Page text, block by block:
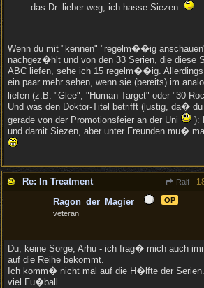
das Dr. lieber weg, ich hasse Siezen.
Wenn du mit "kennen" "regelm��ig
nachgez�hlt und von den 33 Serien, die diese
ABC liefen, sehe ich 15 regelm��ig.
ein paar mehr sehen, wenn sie (bereits) im
liefen (z.B. "Glee", "Human Target" oder "30
Und was den Doktor-Titel betrifft (lustig, da�
gerade von der Promotionsfeier an der Uni
):
und damit Siezen, aber unter Freunden mu�
Re: In Treatment Ralf
Ragon_der_Magier
OP
veteran
Du, keine Sorge, Arhu - ich frag� mich auch
auf die Reihe bekommt.
Ich komm� nicht mal auf die H�lfte der
viel Fu�ball.